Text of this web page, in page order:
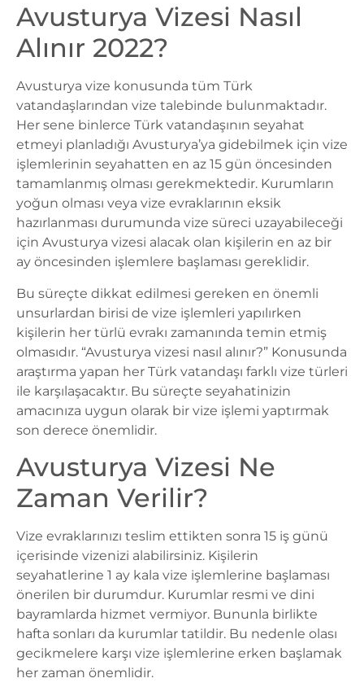
Avusturya Vizesi Nasıl
Alınır 2022?
Avusturya vize konusunda tüm Türk
vatandaşlarından vize talebinde bulunmaktadır.
Her sene binlerce Türk vatandaşının seyahat
etmeyi planladığı Avusturya’ya gidebilmek için vize
işlemlerinin seyahatten en az 15 gün öncesinden
tamamlanmış olması gerekmektedir. Kurumların
yoğun olması veya vize evraklarının eksik
hazırlanması durumunda vize süreci uzayabileceği
için Avusturya vizesi alacak olan kişilerin en az bir
ay öncesinden işlemlere başlaması gereklidir.
Bu süreçte dikkat edilmesi gereken en önemli
unsurlardan birisi de vize işlemleri yapılırken
kişilerin her türlü evrakı zamanında temin etmiş
olmasıdır. “Avusturya vizesi nasıl alınır?” Konusunda
araştırma yapan her Türk vatandaşı farklı vize türleri
ile karşılaşacaktır. Bu süreçte seyahatinizin
amacınıza uygun olarak bir vize işlemi yaptırmak
son derece önemlidir.
Avusturya Vizesi Ne
Zaman Verilir?
Vize evraklarınızı teslim ettikten sonra 15 iş günü
içerisinde vizenizi alabilirsiniz. Kişilerin
seyahatlerine 1 ay kala vize işlemlerine başlaması
önerilen bir durumdur. Kurumlar resmi ve dini
bayramlarda hizmet vermiyor. Bununla birlikte
hafta sonları da kurumlar tatildir. Bu nedenle olası
gecikmelere karşı vize işlemlerine erken başlamak
her zaman önemlidir.